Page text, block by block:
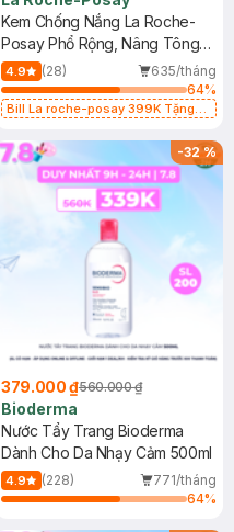
Kem Chống Nắng La Roche-
Posay Phổ Rộng, Nâng Tông
Kiềm Dầu 50ml
4.9 (28)
635/tháng
64%
Bill La roche-posay 399K Tặng
(SL có hạn)
-32%
379.000 ₫560.000 ₫
Bioderma
Nước Tẩy Trang Bioderma
Dành Cho Da Nhạy Cảm 500ml
4.9 (228)
771/tháng
64%